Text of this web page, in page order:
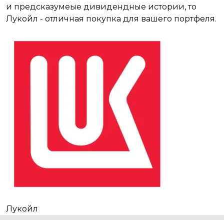
и предсказумеые дивидендные истории, то
Лукойл - отличная покупка для вашего портфеля.
Лукойл